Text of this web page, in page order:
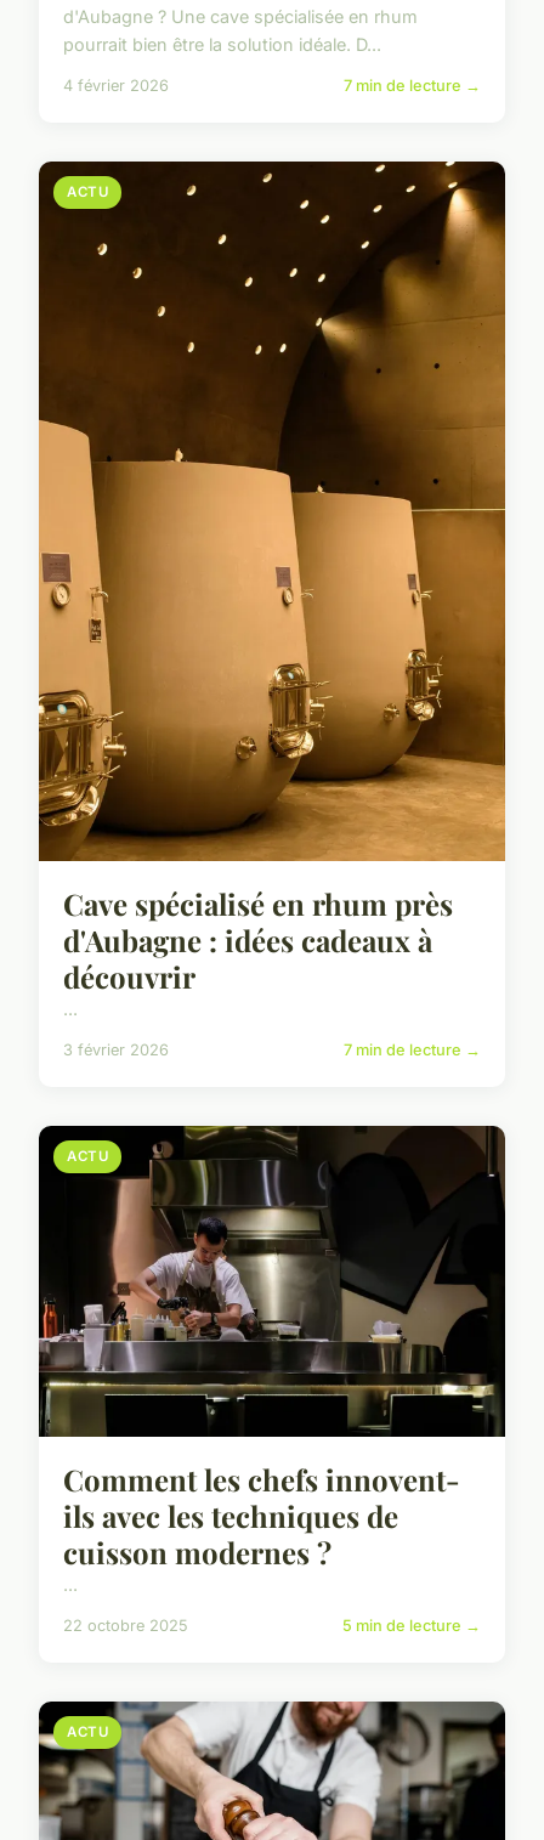
d'Aubagne ? Une cave spécialisée en rhum
pourrait bien être la solution idéale. D...
4 février 2026 7 min de lecture →
ACTU
Cave spécialisé en rhum près
d'Aubagne : idées cadeaux à
découvrir
...
3 février 2026 7 min de lecture →
ACTU
Comment les chefs innovent-
ils avec les techniques de
cuisson modernes ?
...
22 octobre 2025 5 min de lecture →
ACTU